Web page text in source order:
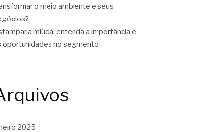
o meio ambiente e seus
miúda: entenda a importância e
oportunidades no segmento
2025